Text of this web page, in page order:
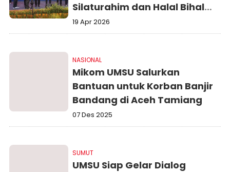
Silaturahim dan Halal Bihalal
di Medan
19 Apr 2026
NASIONAL
Mikom UMSU Salurkan
Bantuan untuk Korban Banjir
Bandang di Aceh Tamiang
07 Des 2025
SUMUT
UMSU Siap Gelar Dialog